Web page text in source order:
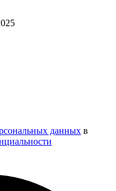
данных в